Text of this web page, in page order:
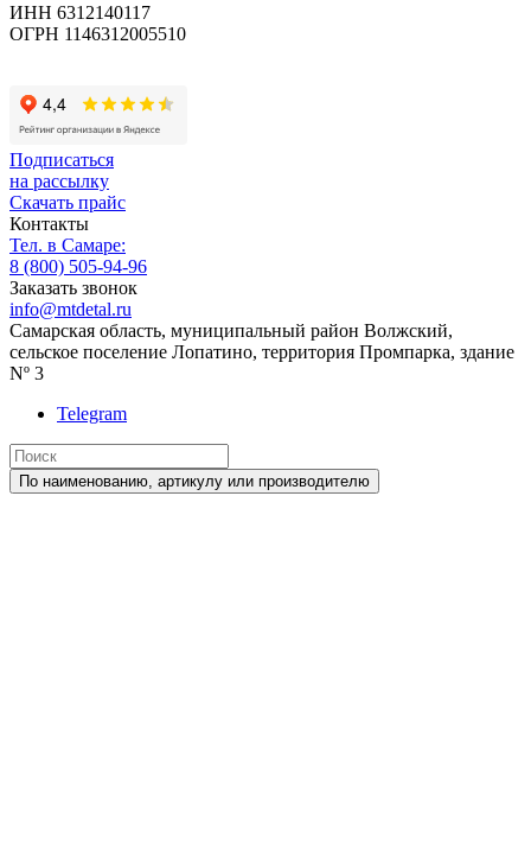
ИНН 6312140117
ОГРН 1146312005510
Подписаться
на рассылку
Скачать прайс
Контакты
Тел. в Самаре:
8 (800) 505-94-96
Заказать звонок
info@mtdetal.ru
Самарская область, муниципальный район Волжский,
сельское поселение Лопатино, территория Промпарка, здание
Nº 3
Telegram
По наименованию, артикулу или производителю